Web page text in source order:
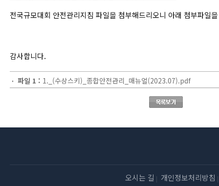
전국규모대회 안전관리지침 파일을 첨부해드리오니 아래 첨부파일
감사합니다.
파일 1 : 1._(수상스키)_종합안전관리_매뉴얼(2023.07).pdf
오시는 길 개인정보처리방침